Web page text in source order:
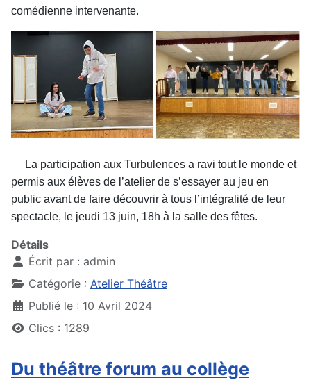
comédienne intervenante.
La participation aux Turbulences a ravi tout le monde et
permis aux élèves de l’atelier de s’essayer au jeu en
public avant de faire découvrir à tous l’intégralité de leur
spectacle, le jeudi 13 juin, 18h à la salle des fêtes.
Détails
Écrit par : admin
Catégorie : Atelier Théâtre
Publié le : 10 Avril 2024
Clics : 1289
Du théâtre forum au collège